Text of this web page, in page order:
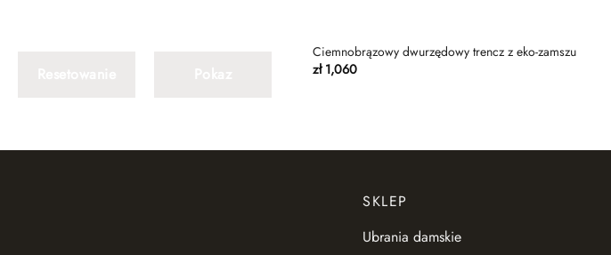
Ciemnobrązowy dwurzędowy trencz z eko-zamszu
zł1,060
SKLEP
Ubrania damskie